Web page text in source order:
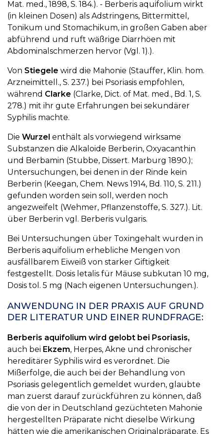
Mat. med., 1898, S. 184.). - Berberis aquifolium wirkt
(in kleinen Dosen) als Adstringens, Bittermittel,
Tonikum und Stomachikum, in großen Gaben aber
abführend und ruft wäßrige Diarrhöen mit
Abdominalschmerzen hervor (Vgl. 1).).
Von Stiegele wird die Mahonie (Stauffer, Klin. hom.
Arzneimittell., S. 237.) bei Psoriasis empfohlen,
während Clarke (Clarke, Dict. of Mat. med., Bd. 1, S.
278.) mit ihr gute Erfahrungen bei sekundärer
Syphilis machte.
Die Wurzel enthält als vorwiegend wirksame
Substanzen die Alkaloide Berberin, Oxyacanthin
und Berbamin (Stubbe, Dissert. Marburg 1890.);
Untersuchungen, bei denen in der Rinde kein
Berberin (Keegan, Chem. News 1914, Bd. 110, S. 211.)
gefunden worden sein soll, werden noch
angezweifelt (Wehmer, Pflanzenstoffe, S. 327.). Lit.
über Berberin vgl. Berberis vulgaris.
Bei Untersuchungen über Toxingehalt wurden in
Berberis aquifolium erhebliche Mengen von
ausfällbarem Eiweiß von starker Giftigkeit
festgestellt. Dosis letalis für Mäuse subkutan 10 mg,
Dosis tol. 5 mg (Nach eigenen Untersuchungen.).
ANWENDUNG IN DER PRAXIS AUF GRUND
DER LITERATUR UND EINER RUNDFRAGE:
Berberis aquifolium wird gelobt bei Psoriasis,
auch bei Ekzem, Herpes, Akne und chronischer
hereditärer Syphilis wird es verordnet. Die
Mißerfolge, die auch bei der Behandlung von
Psoriasis gelegentlich gemeldet wurden, glaubte
man zuerst darauf zurückführen zu können, daß
die von der in Deutschland gezüchteten Mahonie
hergestellten Präparate nicht dieselbe Wirkung
hätten wie die amerikanischen Originalpräparate. Es